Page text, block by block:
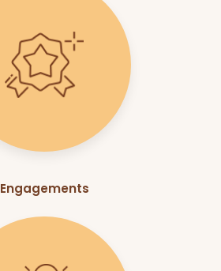
Engagements